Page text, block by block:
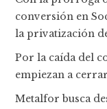
conversión en
la privatización
Por la caída del
empiezan a
Metalfor busca